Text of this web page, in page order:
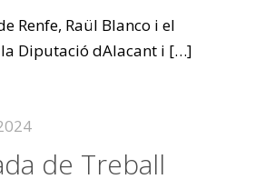
Renfe, Raül Blanco i el
Diputació dAlacant i […]
de Treball